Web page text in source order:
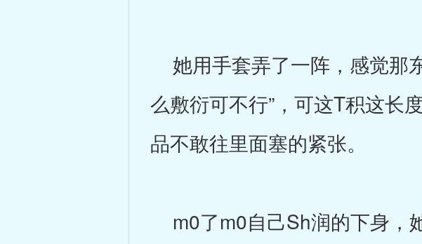
她用手套弄了一阵，感觉那
么敷衍可不行”，可这T积这
品不敢往里面塞的紧张。
m0了m0自己Sh润的下身，